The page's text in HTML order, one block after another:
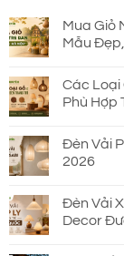
Mua Giỏ
Mẫu
Các Loại
Phù Hợp
Đèn Vải
2026
Đèn Vải
Decor